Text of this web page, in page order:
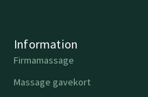
Information
Firmamassage
Massage gavekort